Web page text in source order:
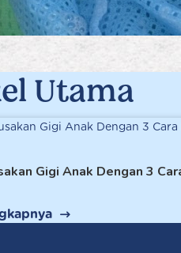
Utama
Gigi Anak Dengan 3